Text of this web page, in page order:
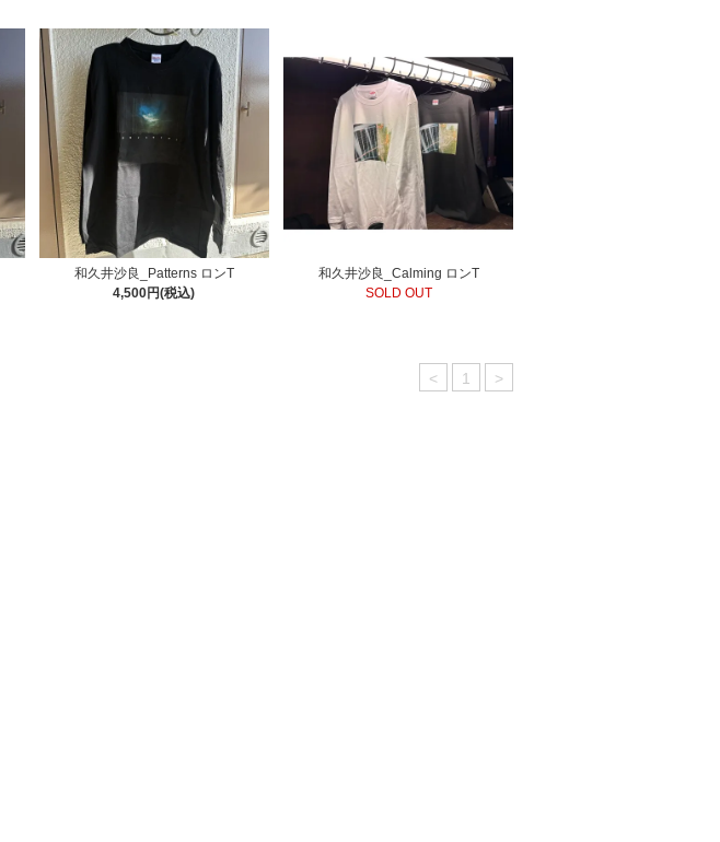
和久井沙良_Patterns ロンT
4,500円(税込)
和久井沙良_Calming ロンT
SOLD OUT
< 1 >